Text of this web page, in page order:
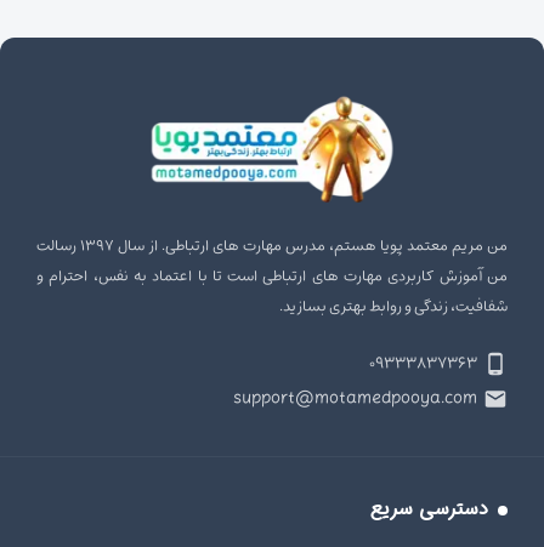
من مریم معتمد پویا هستم، مدرس مهارت‌ های ارتباطی. از سال ۱۳۹۷ رسالت
من آموزش کاربردی مهارت‌ های ارتباطی است تا با اعتماد به نفس، احترام و
شفافیت، زندگی و روابط بهتری بسازید.
۰۹۳۳۳۸۳۷۳۶۳
support@motamedpooya.com
دسترسی سریع